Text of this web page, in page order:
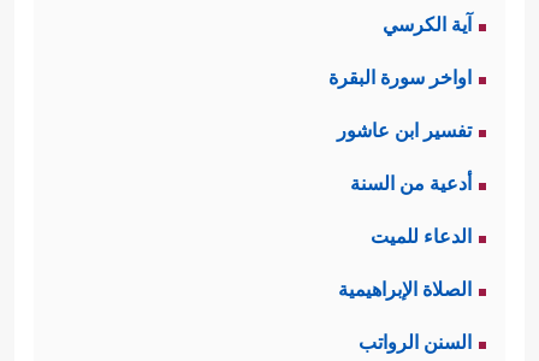
آية الكرسي
اواخر سورة البقرة
تفسير ابن عاشور
أدعية من السنة
الدعاء للميت
الصلاة الإبراهيمية
السنن الرواتب